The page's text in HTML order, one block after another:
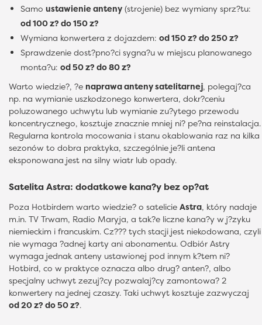
Samo ustawienie anteny (strojenie) bez wymiany sprz?tu:
od 100 z? do 150 z?
Wymiana konwertera z dojazdem: od 150 z? do 250 z?
Sprawdzenie dost?pno?ci sygna?u w miejscu planowanego
monta?u: od 50 z? do 80 z?
Warto wiedzie?, ?e naprawa anteny satelitarnej, polegaj?ca
np. na wymianie uszkodzonego konwertera, dokr?ceniu
poluzowanego uchwytu lub wymianie zu?ytego przewodu
koncentrycznego, kosztuje znacznie mniej ni? pe?na reinstalacja.
Regularna kontrola mocowania i stanu okablowania raz na kilka
sezonów to dobra praktyka, szczególnie je?li antena
eksponowana jest na silny wiatr lub opady.
Satelita Astra: dodatkowe kana?y bez op?at
Poza Hotbirdem warto wiedzie? o satelicie Astra, który nadaje
m.in. TV Trwam, Radio Maryja, a tak?e liczne kana?y w j?zyku
niemieckim i francuskim. Cz??? tych stacji jest niekodowana, czyli
nie wymaga ?adnej karty ani abonamentu. Odbiór Astry
wymaga jednak anteny ustawionej pod innym k?tem ni?
Hotbird, co w praktyce oznacza albo drug? anten?, albo
specjalny uchwyt zezuj?cy pozwalaj?cy zamontowa? 2
konwertery na jednej czaszy. Taki uchwyt kosztuje zazwyczaj
od 20 z? do 50 z?.